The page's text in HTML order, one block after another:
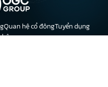
Quan hệ cổ đôngTuyển dụng
hệ